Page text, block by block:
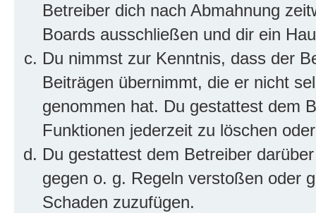
Betreiber dich nach Abmahnung
Boards ausschließen und dir ein
Du nimmst zur Kenntnis, dass der
Beiträgen übernimmt, die er nicht
genommen hat. Du gestattest dem
Funktionen jederzeit zu löschen
Du gestattest dem Betreiber
gegen o. g. Regeln verstoßen oder
Schaden zuzufügen.